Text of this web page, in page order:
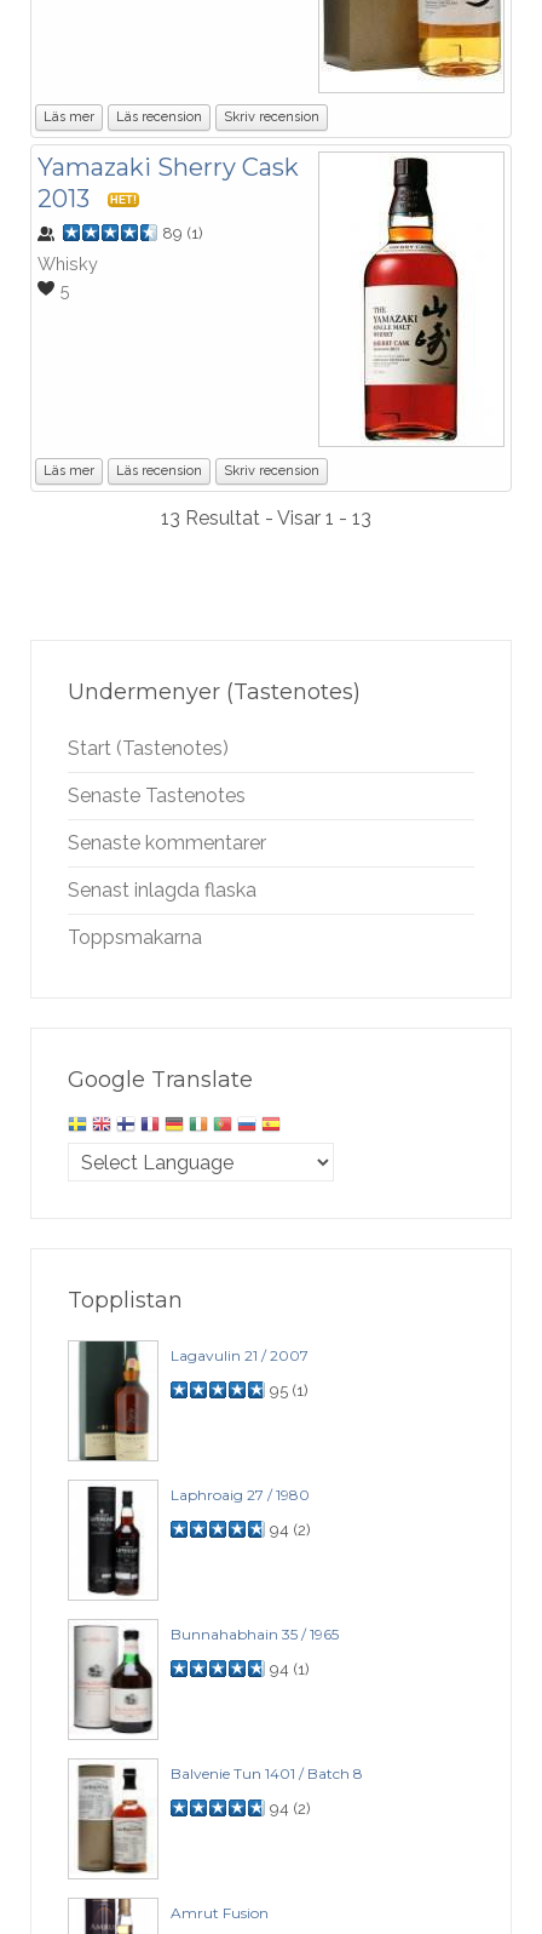
Läs mer Läs recension Skriv recension
Yamazaki Sherry Cask
2013
HET!
89 (1)
Whisky
5
Läs mer Läs recension Skriv recension
13 Resultat - Visar 1 - 13
Undermenyer (Tastenotes)
Start (Tastenotes)
Senaste Tastenotes
Senaste kommentarer
Senast inlagda flaska
Toppsmakarna
Google Translate
Topplistan
Lagavulin 21 / 2007
95 (1)
Laphroaig 27 / 1980
94 (2)
Bunnahabhain 35 / 1965
94 (1)
Balvenie Tun 1401 / Batch 8
94 (2)
Amrut Fusion